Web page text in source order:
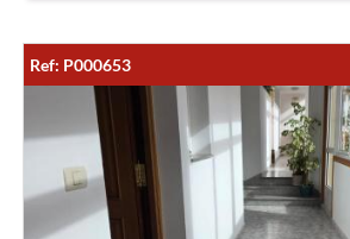
Ref: P000653